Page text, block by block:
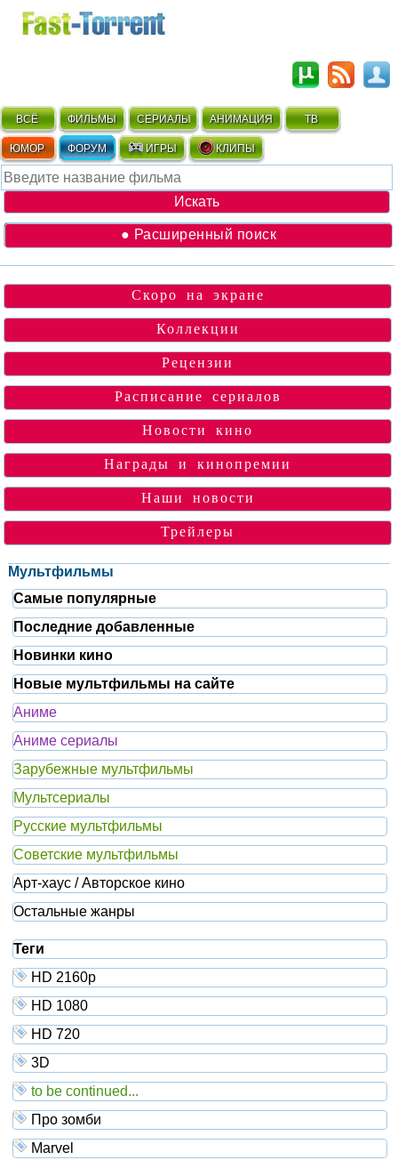
ВСЁ ФИЛЬМЫ СЕРИАЛЫ АНИМАЦИЯ ТВ
ЮМОР ФОРУМ ИГРЫ КЛИПЫ
● Расширенный поиск
Скоро на экране
Коллекции
Рецензии
Расписание сериалов
Новости кино
Награды и кинопремии
Наши новости
Трейлеры
Мультфильмы
Самые популярные
Последние добавленные
Новинки кино
Новые мультфильмы на сайте
Аниме
Аниме сериалы
Зарубежные мультфильмы
Мультсериалы
Русские мультфильмы
Советские мультфильмы
Арт-хаус / Авторское кино
Остальные жанры
Теги
HD 2160р
HD 1080
HD 720
3D
to be continued...
Про зомби
Marvel